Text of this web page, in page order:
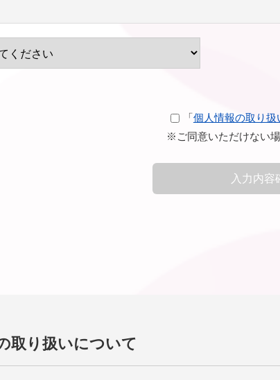
「個人情報の取り扱
※ご同意いただけない
取り扱いについて